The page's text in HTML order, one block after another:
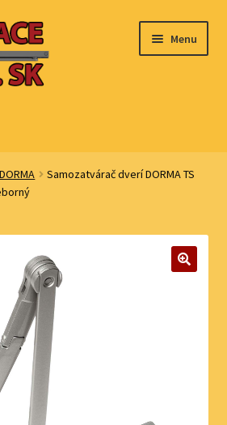
Menu
Samozatvárač dverí DORMA TS